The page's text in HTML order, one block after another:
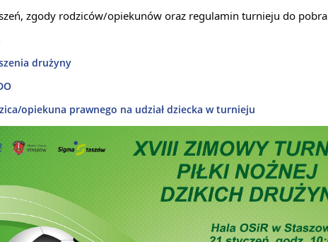
zgody rodziców/opiekunów oraz regulamin turnieju do
drużyny
opiekuna prawnego na udział dziecka w turnieju